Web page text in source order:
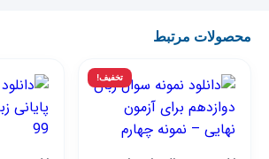
محصولات مرتبط
تخفیف!